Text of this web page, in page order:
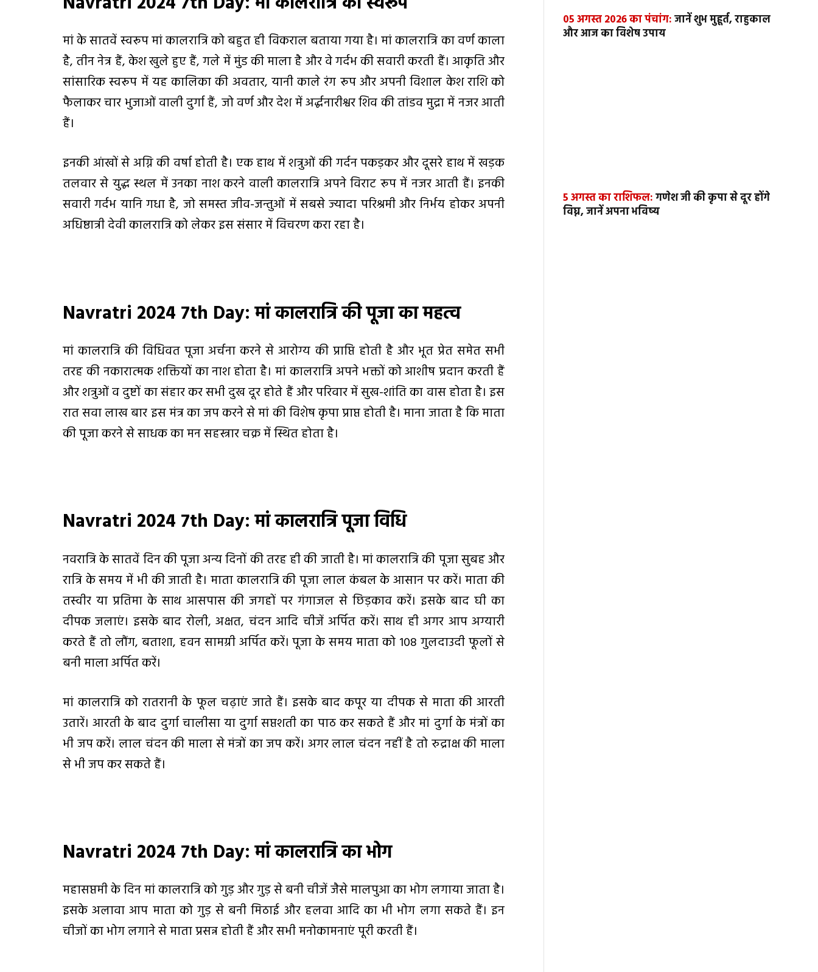
मां के सातवें स्वरूप मां कालरात्रि को बहुत ही विकराल बताया गया है। मां कालरात्रि का वर्ण काला
है, तीन नेत्र हैं, केश खुले हुए हैं, गले में मुंड की माला है और वे गर्दभ की सवारी करती हैं। आकृति और
सांसारिक स्वरूप में यह कालिका की अवतार, यानी काले रंग रूप और अपनी विशाल केश राशि को
फैलाकर चार भुजाओं वाली दुर्गा हैं, जो वर्ण और देश में अर्द्धनारीश्वर शिव की तांडव मुद्रा में नजर आती
हैं।
इनकी आंखों से अग्नि की वर्षा होती है। एक हाथ में शत्रुओं की गर्दन पकड़कर और दूसरे हाथ में खड़क
तलवार से युद्ध स्थल में उनका नाश करने वाली कालरात्रि अपने विराट रूप में नजर आती हैं। इनकी
सवारी गर्दभ यानि गधा है, जो समस्त जीव-जन्तुओं में सबसे ज्यादा परिश्रमी और निर्भय होकर अपनी
अधिष्ठात्री देवी कालरात्रि को लेकर इस संसार में विचरण करा रहा है।
Navratri 2024 7th Day:मां कालरात्रि की पूजा का महत्व
मां कालरात्रि की विधिवत पूजा अर्चना करने से आरोग्य की प्राप्ति होती है और भूत प्रेत समेत सभी
तरह की नकारात्मक शक्तियों का नाश होता है। मां कालरात्रि अपने भक्तों को आशीष प्रदान करती हैं
और शत्रुओं व दुष्टों का संहार कर सभी दुख दूर होते हैं और परिवार में सुख-शांति का वास होता है। इस
रात सवा लाख बार इस मंत्र का जप करने से मां की विशेष कृपा प्राप्त होती है। माना जाता है कि माता
की पूजा करने से साधक का मन सहस्त्रार चक्र में स्थित होता है।
Navratri 2024 7th Day:मां कालरात्रि पूजा विधि
नवरात्रि के सातवें दिन की पूजा अन्य दिनों की तरह ही की जाती है। मां कालरात्रि की पूजा सुबह और
रात्रि के समय में भी की जाती है। माता कालरात्रि की पूजा लाल कंबल के आसान पर करें। माता की
तस्वीर या प्रतिमा के साथ आसपास की जगहों पर गंगाजल से छिड़काव करें। इसके बाद घी का
दीपक जलाएं। इसके बाद रोली, अक्षत, चंदन आदि चीजें अर्पित करें। साथ ही अगर आप अग्यारी
करते हैं तो लौंग, बताशा, हवन सामग्री अर्पित करें। पूजा के समय माता को 108 गुलदाउदी फूलों से
बनी माला अर्पित करें।
मां कालरात्रि को रातरानी के फूल चढ़ाएं जाते हैं। इसके बाद कपूर या दीपक से माता की आरती
उतारें। आरती के बाद दुर्गा चालीसा या दुर्गा सप्तशती का पाठ कर सकते हैं और मां दुर्गा के मंत्रों का
भी जप करें। लाल चंदन की माला से मंत्रों का जप करें। अगर लाल चंदन नहीं है तो रुद्राक्ष की माला
से भी जप कर सकते हैं।
Navratri 2024 7th Day:मां कालरात्रि का भोग
महासप्तमी के दिन मां कालरात्रि को गुड़ और गुड़ से बनी चीजें जैसे मालपुआ का भोग लगाया जाता है।
इसके अलावा आप माता को गुड़ से बनी मिठाई और हलवा आदि का भी भोग लगा सकते हैं। इन
चीजों का भोग लगाने से माता प्रसन्न होती हैं और सभी मनोकामनाएं पूरी करती हैं।
05 अगस्त 2026 का पंचांग:जानें शुभ मुहूर्त, राहुकाल
और आज का विशेष उपाय
5 अगस्त का राशिफल:गणेश जी की कृपा से दूर होंगे
विघ्न, जानें अपना भविष्य